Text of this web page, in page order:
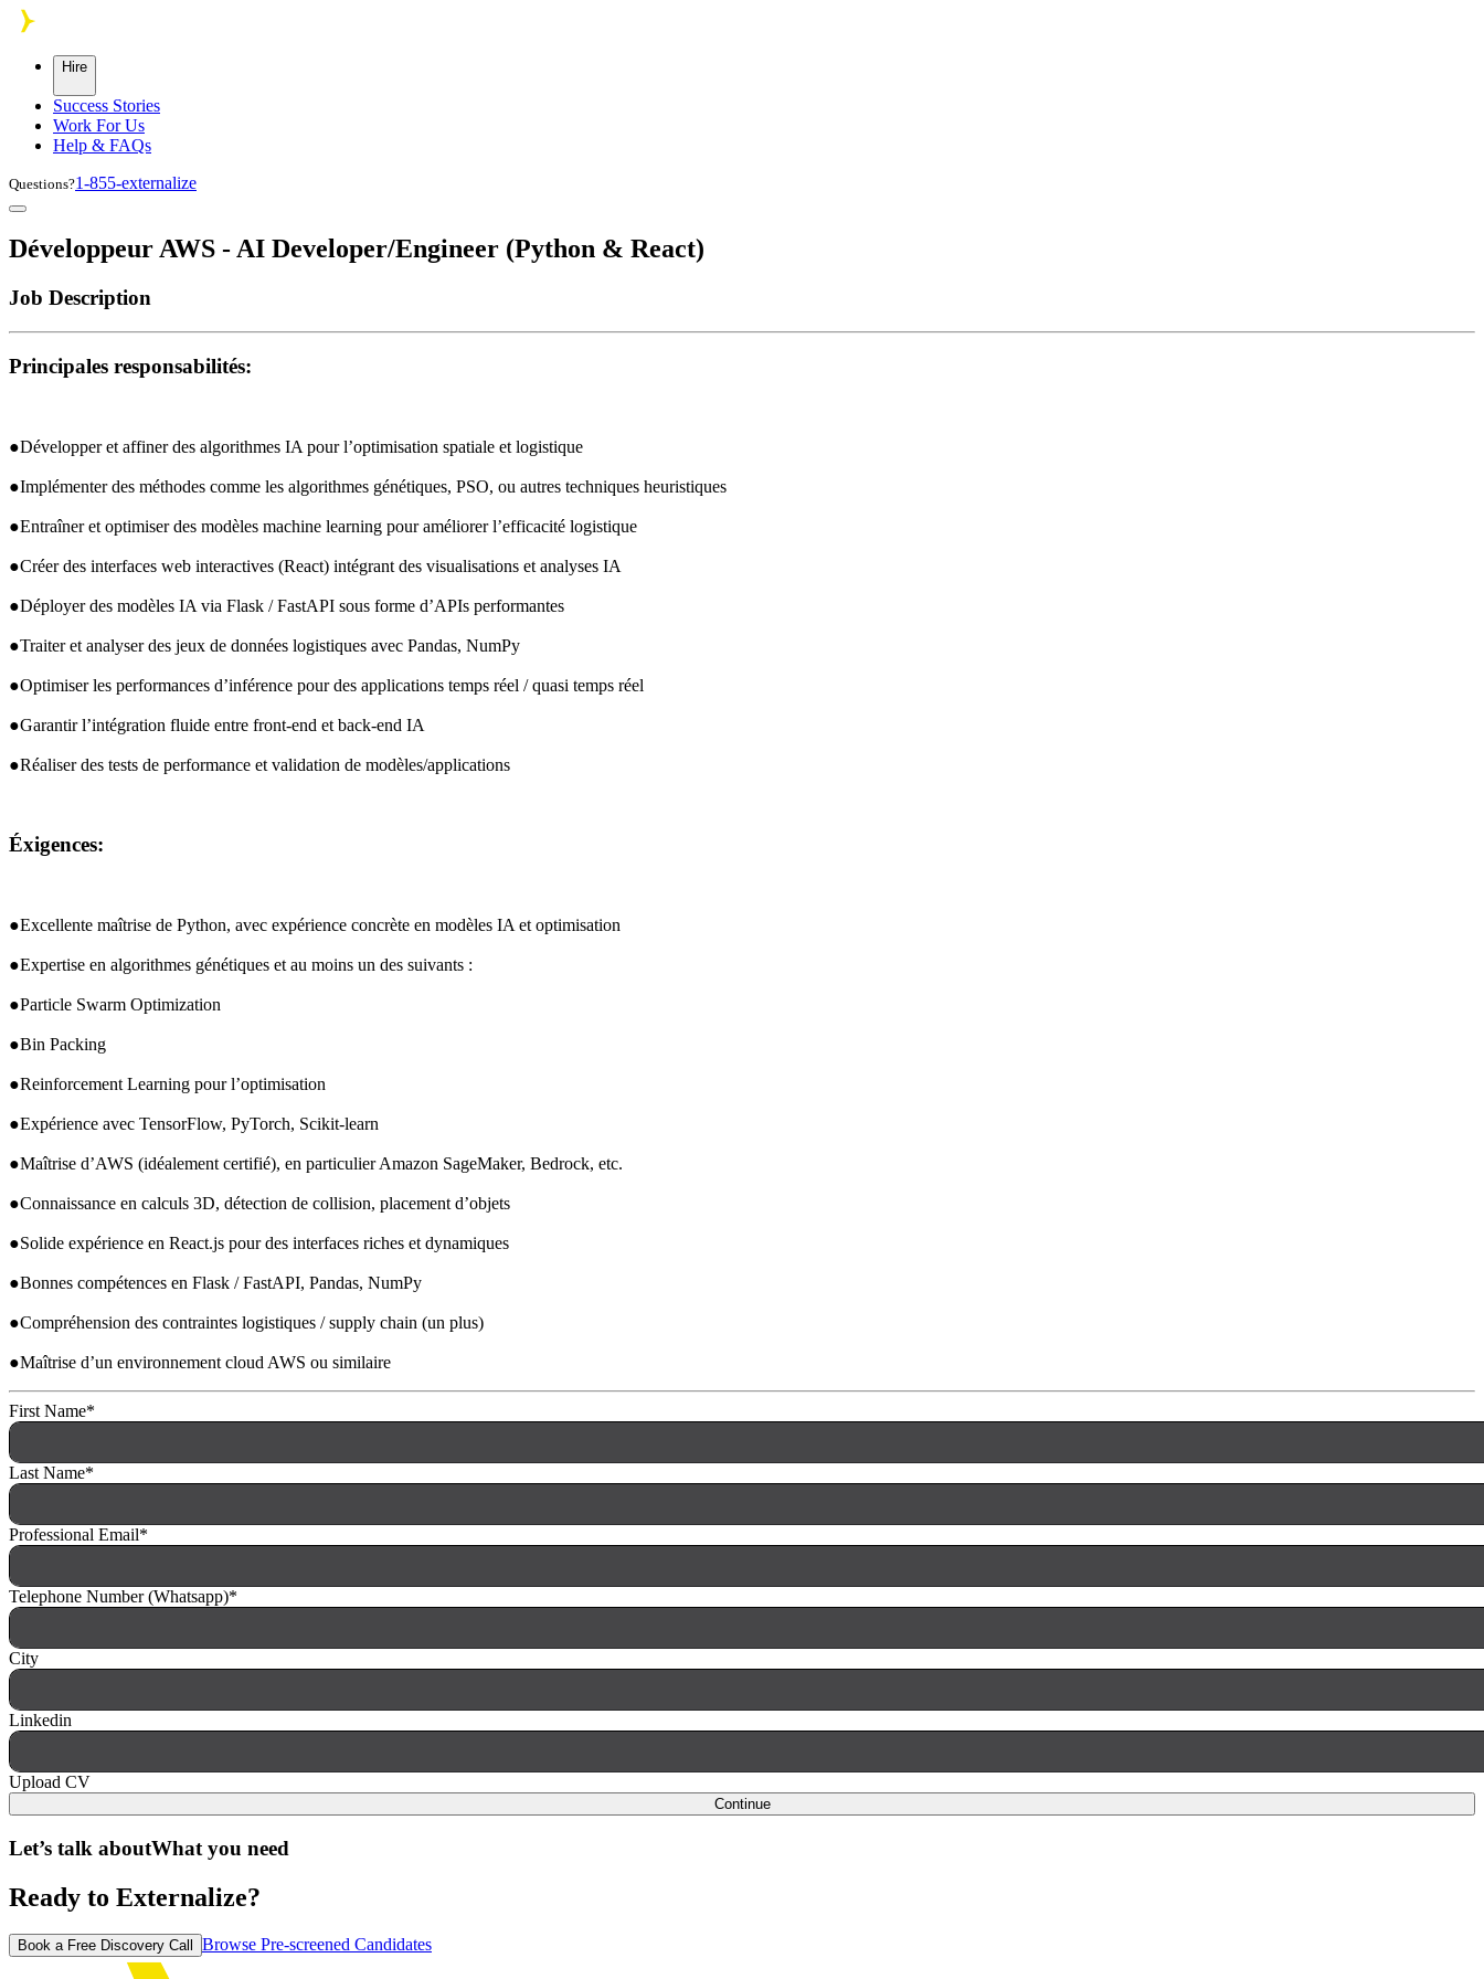
Skip to main content
Hire
Success Stories
Work For Us
Help & FAQs
Questions?1-855-externalize
Développeur AWS - AI Developer/Engineer (Python & React)
Job Description
Principales responsabilités:
●Développer et affiner des algorithmes IA pour l’optimisation spatiale et logistique
●Implémenter des méthodes comme les algorithmes génétiques, PSO, ou autres techniques heuristiques
●Entraîner et optimiser des modèles machine learning pour améliorer l’efficacité logistique
●Créer des interfaces web interactives (React) intégrant des visualisations et analyses IA
●Déployer des modèles IA via Flask / FastAPI sous forme d’APIs performantes
●Traiter et analyser des jeux de données logistiques avec Pandas, NumPy
●Optimiser les performances d’inférence pour des applications temps réel / quasi temps réel
●Garantir l’intégration fluide entre front-end et back-end IA
●Réaliser des tests de performance et validation de modèles/applications
Éxigences:
●Excellente maîtrise de Python, avec expérience concrète en modèles IA et optimisation
●Expertise en algorithmes génétiques et au moins un des suivants :
●Particle Swarm Optimization
●Bin Packing
●Reinforcement Learning pour l’optimisation
●Expérience avec TensorFlow, PyTorch, Scikit-learn
●Maîtrise d’AWS (idéalement certifié), en particulier Amazon SageMaker, Bedrock, etc.
●Connaissance en calculs 3D, détection de collision, placement d’objets
●Solide expérience en React.js pour des interfaces riches et dynamiques
●Bonnes compétences en Flask / FastAPI, Pandas, NumPy
●Compréhension des contraintes logistiques / supply chain (un plus)
●Maîtrise d’un environnement cloud AWS ou similaire
First Name*
Last Name*
Professional Email*
Telephone Number (Whatsapp)*
City
Linkedin
Upload CV
Continue
Let’s talk aboutWhat you need
Ready to Externalize?
Book a Free Discovery Call Browse Pre-screened Candidates